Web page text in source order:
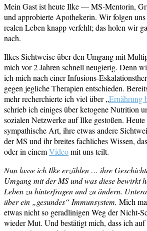
Mein Gast ist heute Ilke — MS-Mentorin,
und approbierte Apothekerin. Wir folgen
realen Leben knapp verfehlt; das holen wir
nach.
Ilkes Sichtweise über den Umgang mit
mich vor 2 Jahren schnell neugierig. Denn
ich mich nach einer Infusions-
gegen jegliche Therapien entschieden.
mehr recherchierte ich viel über „Ernährung
schrieb ich einiges über ketogene Nutrition
sozialen Netzwerke auf Ilke gestoßen.
sympathische Art, ihre etwas andere
der MS und ihr breites fachliches Wissen,
oder in einemVideomit uns teilt.
Nun lasse ich Ilke erzählen … ihre
Umgang mit der MS und was diese bewirkt
Leben zu hinterfragen und zu ändern.
über ein „gesundes“ Immunsystem. Mich
etwas nicht so geradlinigen Weg der Nicht-
wieder Mut. Und bestätigt mich, dass ich